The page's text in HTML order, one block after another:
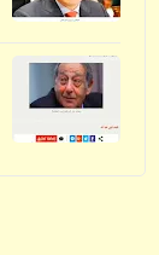
فيدراديو
حلقة
الشعائر
الصحيح
حكم
حكمة
(17)